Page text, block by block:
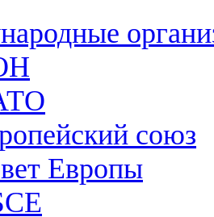
союз
Европы